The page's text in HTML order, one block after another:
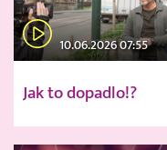
10.06.2026 07:55
Jak to dopadlo!?